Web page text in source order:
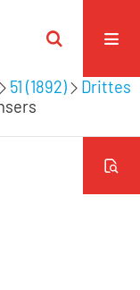
51 (1892)
Drittes